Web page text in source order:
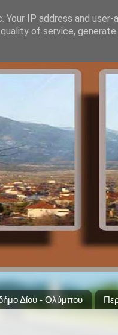
Δίου - Ολύμπου
IP address and user-
of service, generate